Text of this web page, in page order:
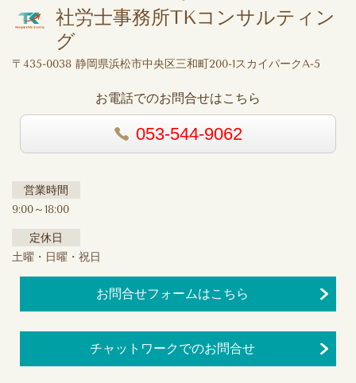
社労士事務所TKコンサルティン
グ
〒435-0038 静岡県浜松市中央区三和町200-1スカイパークA-5
お電話でのお問合せはこちら
053-544-9062
営業時間
9:00～18:00
定休日
土曜・日曜・祝日
お問合せフォームはこちら
チャットワークでのお問合せ